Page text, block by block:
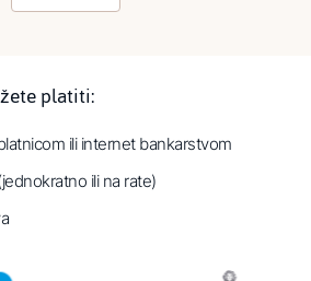
platiti:
ili internet bankarstvom
ili na rate)